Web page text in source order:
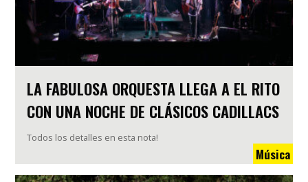
LA FABULOSA ORQUESTA LLEGA A EL RITO
CON UNA NOCHE DE CLÁSICOS CADILLACS
Todos los detalles en esta nota!
Música